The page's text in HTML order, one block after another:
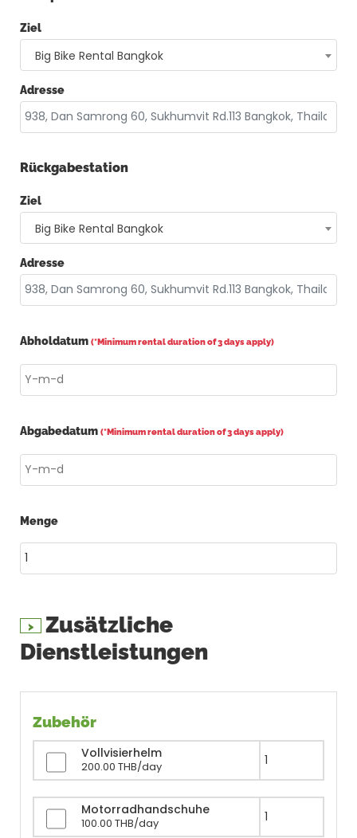
Ziel
Big Bike Rental Bangkok
Adresse
Rückgabestation
Ziel
Big Bike Rental Bangkok
Adresse
Abholdatum (*Minimum rental duration of 3 days apply)
Abgabedatum (*Minimum rental duration of 3 days apply)
Menge
Zusätzliche
Dienstleistungen
Zubehör
Vollvisierhelm
200.00 THB/day
Motorradhandschuhe
100.00 THB/day